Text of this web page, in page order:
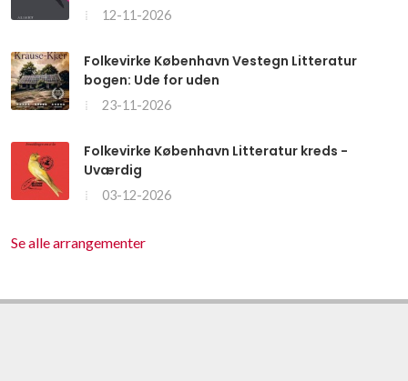
12-11-2026
Folkevirke København Vestegn Litteratur
bogen: Ude for uden
23-11-2026
Folkevirke København Litteratur kreds -
Uværdig
03-12-2026
Se alle arrangementer